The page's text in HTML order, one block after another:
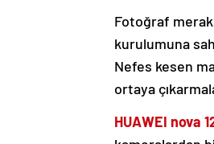
Fotoğraf
kurulumuna
Nefes kesen
ortaya
HUAWEI nova